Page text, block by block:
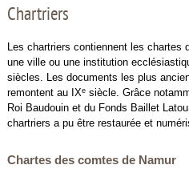
Chartriers
Les chartriers contiennent les chartes
une ville ou une institution
siècles. Les documents les plus
remontent au IXesiècle. Grâce
Roi Baudouin et du Fonds Baillet
chartriers a pu être restaurée et
Chartes des comtes de Namur